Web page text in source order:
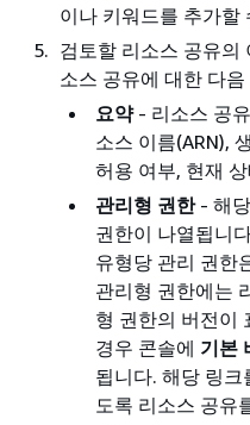
이나 키워드를 추가할
검토할 리소스 공유의
소스 공유에 대한 다
요약- 리소스 공
소스 이름(ARN),
허용 여부, 현재
관리형 권한- 해
권한이 나열됩니
유형당 관리 권한
관리형 권한에는
형 권한의 버전이
경우 콘솔에 기본
됩니다. 해당 링
도록 리소스 공유